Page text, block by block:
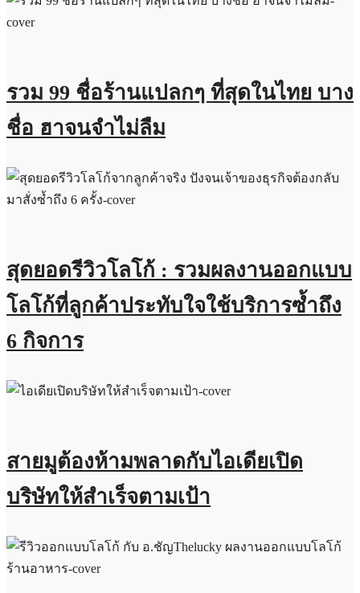
รวม 99 ชื่อร้านแปลกๆ ที่สุดในไทย บาง
ชื่อ ฮาจนจำไม่ลืม
สุดยอดรีวิวโลโก้ : รวมผลงานออกแบบ
โลโก้ที่ลูกค้าประทับใจใช้บริการซ้ำถึง
6 กิจการ
สายมูต้องห้ามพลาดกับไอเดียเปิด
บริษัทให้สำเร็จตามเป้า